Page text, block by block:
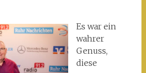
Es war ein
wahrer
Genuss,
diese